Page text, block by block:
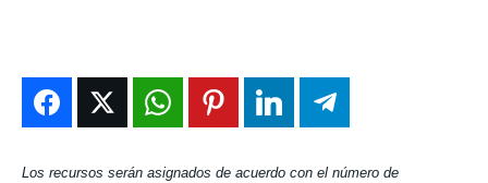
EN VIVO
EN VIVO
EN VIVO
EN VIVO
Los recursos serán asignados de acuerdo con el número de